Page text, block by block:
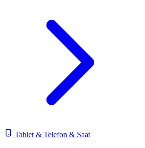
Tablet & Telefon & Saat